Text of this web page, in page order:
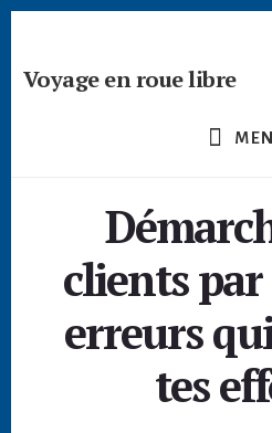
barre
content
footer
Voyage en roue libre
nomadeclients
erreurs
tes